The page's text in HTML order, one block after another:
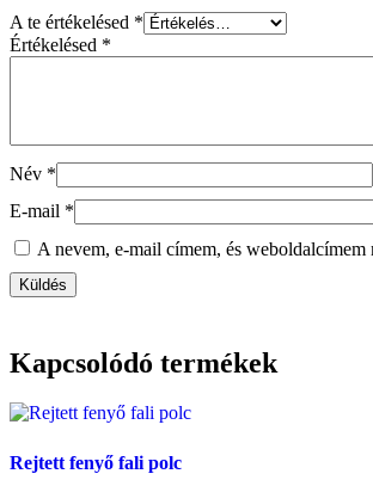
A te értékelésed *
Értékelésed *
Név *
E-mail *
A nevem, e-mail címem, és weboldalcímem
Kapcsolódó termékek
Rejtett fenyő fali polc